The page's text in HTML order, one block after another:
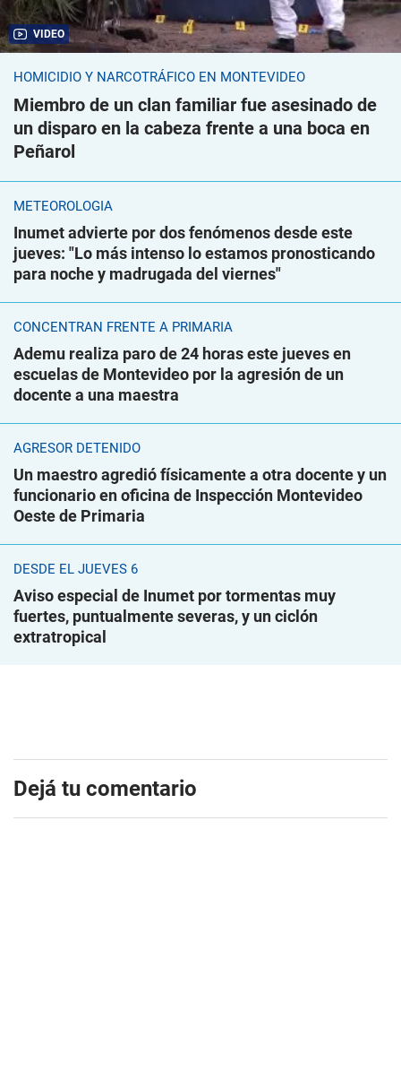
VIDEO
HOMICIDIO Y NARCOTRÁFICO EN MONTEVIDEO
Miembro de un clan familiar fue asesinado de
un disparo en la cabeza frente a una boca en
Peñarol
METEOROLOGÍA
Inumet advierte por dos fenómenos desde este
jueves: "Lo más intenso lo estamos pronosticando
para noche y madrugada del viernes"
CONCENTRAN FRENTE A PRIMARIA
Ademu realiza paro de 24 horas este jueves en
escuelas de Montevideo por la agresión de un
docente a una maestra
AGRESOR DETENIDO
Un maestro agredió físicamente a otra docente y un
funcionario en oficina de Inspección Montevideo
Oeste de Primaria
DESDE EL JUEVES 6
Aviso especial de Inumet por tormentas muy
fuertes, puntualmente severas, y un ciclón
extratropical
Dejá tu comentario